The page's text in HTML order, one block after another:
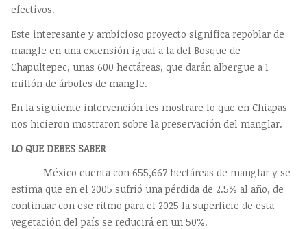
efectivos.
Este interesante y ambicioso proyecto significa repoblar de
mangle en una extensión igual a la del Bosque de
Chapultepec, unas 600 hectáreas, que darán albergue a 1
millón de árboles de mangle.
En la siguiente intervención les mostrare lo que en Chiapas
nos hicieron mostraron sobre la preservación del manglar.
LO QUE DEBES SABER
- México cuenta con 655,667 hectáreas de manglar y se
estima que en el 2005 sufrió una pérdida de 2.5% al año, de
continuar con ese ritmo para el 2025 la superficie de esta
vegetación del país se reducirá en un 50%.